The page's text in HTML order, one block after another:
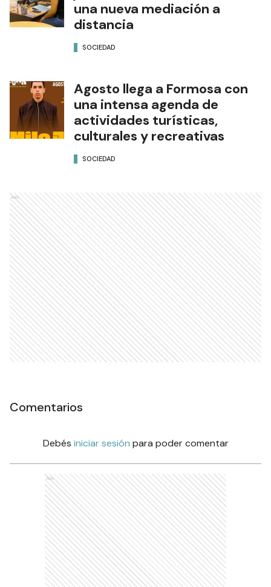
una nueva mediación a
distancia
SOCIEDAD
Agosto llega a Formosa con
una intensa agenda de
actividades turísticas,
culturales y recreativas
SOCIEDAD
Ads
Comentarios
Debés iniciar sesión para poder comentar
Ads